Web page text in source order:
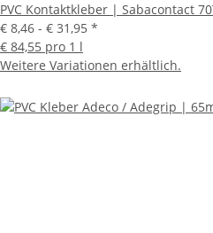
PVC Kontaktkleber | Sabacontact
€ 8,46 - € 31,95 *
€ 84,55 pro 1 l
Weitere Variationen erhältlich.